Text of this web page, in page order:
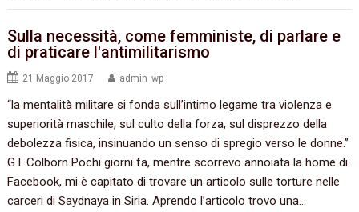
Sulla necessità, come femministe, di parlare e
di praticare l'antimilitarismo
21 Maggio 2017 admin_wp
“la mentalità militare si fonda sull’intimo legame tra violenza e
superiorità maschile, sul culto della forza, sul disprezzo della
debolezza fisica, insinuando un senso di spregio verso le donne.”
G.I. Colborn Pochi giorni fa, mentre scorrevo annoiata la home di
Facebook, mi è capitato di trovare un articolo sulle torture nelle
carceri di Saydnaya in Siria. Aprendo l’articolo trovo una…